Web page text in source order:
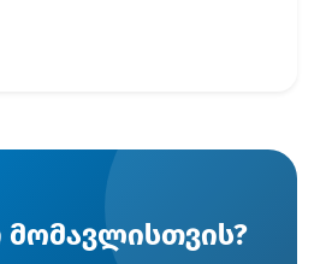
მომავლისთვის?